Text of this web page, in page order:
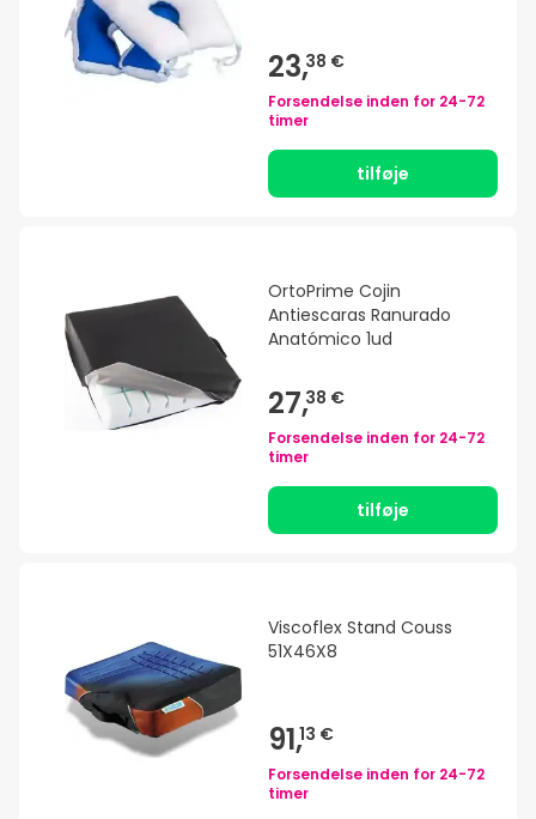
23,38 €
Forsendelse inden for 24-72
timer
tilføje
OrtoPrime Cojin
Antiescaras Ranurado
Anatómico 1ud
27,38 €
Forsendelse inden for 24-72
timer
tilføje
Viscoflex Stand Couss
51X46X8
91,13 €
Forsendelse inden for 24-72
timer